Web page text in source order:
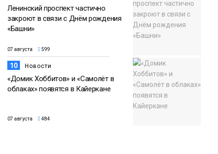
Ленинский проспект частично
закроют в связи с Днём рождения
«Башни»
07 августа 599
10 Новости
«Домик Хоббитов» и «Самолёт в
облаках» появятся в Кайеркане
07 августа 484